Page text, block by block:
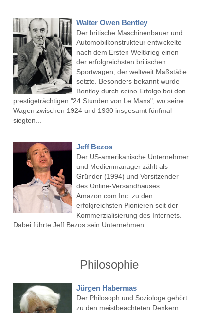
Walter Owen Bentley
Der britische Maschinenbauer und
Automobilkonstrukteur entwickelte
nach dem Ersten Weltkrieg einen
der erfolgreichsten britischen
Sportwagen, der weltweit Maßstäbe
setzte. Besonders bekannt wurde
Bentley durch seine Erfolge bei den
prestigeträchtigen "24 Stunden von Le Mans", wo seine
Wagen zwischen 1924 und 1930 insgesamt fünfmal
siegten...
Jeff Bezos
Der US-amerikanische Unternehmer
und Medienmanager zählt als
Gründer (1994) und Vorsitzender
des Online-Versandhauses
Amazon.com Inc. zu den
erfolgreichsten Pionieren seit der
Kommerzialisierung des Internets.
Dabei führte Jeff Bezos sein Unternehmen...
Philosophie
Jürgen Habermas
Der Philosoph und Soziologe gehört
zu den meistbeachteten Denkern